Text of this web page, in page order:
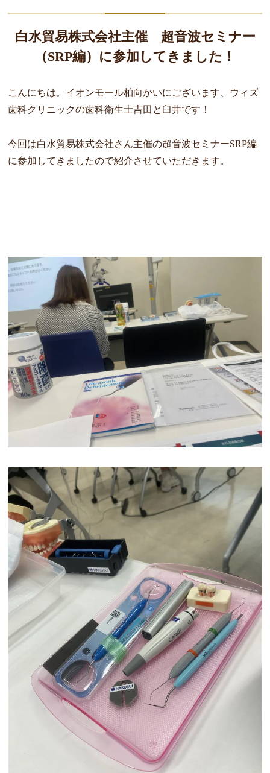
白水貿易株式会社主催 超音波セミナー
（SRP編）に参加してきました！
こんにちは。イオンモール柏向かいにございます、ウィズ
歯科クリニックの歯科衛生士吉田と臼井です！
今回は白水貿易株式会社さん主催の超音波セミナーSRP編
に参加してきましたので紹介させていただきます。